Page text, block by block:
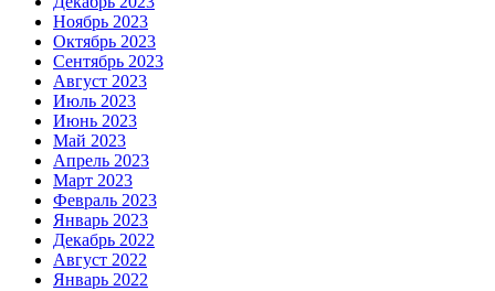
Ноябрь 2023
Октябрь 2023
Сентябрь 2023
Август 2023
Июль 2023
Июнь 2023
Май 2023
Апрель 2023
Март 2023
Февраль 2023
Январь 2023
Декабрь 2022
Август 2022
Январь 2022